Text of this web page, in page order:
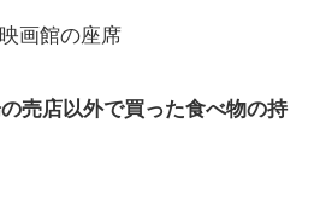
売店以外で買った食べ物の持